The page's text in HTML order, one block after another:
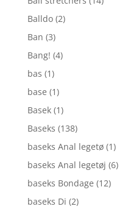
Balldo (2)
Ban (3)
Bang! (4)
bas (1)
base (1)
Basek (1)
Baseks (138)
baseks Anal legetø (1)
baseks Anal legetøj (6)
baseks Bondage (12)
baseks Di (2)